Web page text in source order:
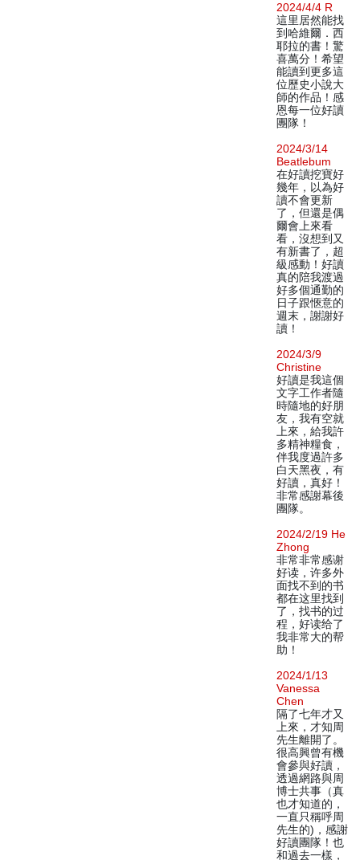
2024/4/4 R
這里居然能找
到哈維爾．西
耶拉的書！驚
喜萬分！希望
能讀到更多這
位歷史小說大
師的作品！感
恩每一位好讀
團隊！
2024/3/14
Beatlebum
在好讀挖寶好
幾年，以為好
讀不會更新
了，但還是偶
爾會上來看
看，沒想到又
有新書了，超
級感動！好讀
真的陪我渡過
好多個通勤的
日子跟愜意的
週末，謝謝好
讀！
2024/3/9
Christine
好讀是我這個
文字工作者隨
時隨地的好朋
友，我有空就
上來，給我許
多精神糧食，
伴我度過許多
白天黑夜，有
好讀，真好！
非常感謝幕後
團隊。
2024/2/19 He
Zhong
非常非常感谢
好读，许多外
面找不到的书
都在这里找到
了，找书的过
程，好读给了
我非常大的帮
助！
2024/1/13
Vanessa
Chen
隔了七年才又
上來，才知周
先生離開了。
很高興曾有機
會參與好讀，
透過網路與周
博士共事（真
也才知道的，
一直只稱呼周
先生的)，感謝
好讀團隊！也
和過去一樣，